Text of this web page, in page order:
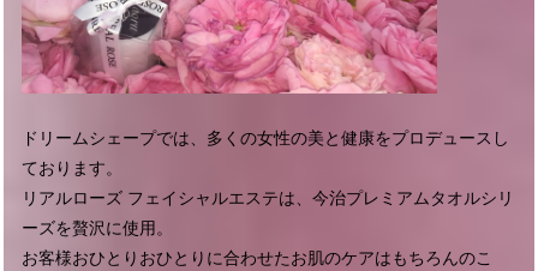
ドリームシェープでは、多くの女性の美と健康をプロデュースし
ております。
リアルローズ フェイシャルエステは、今治プレミアムタオルシリ
ーズを贅沢に使用。
お客様おひとりおひとりに合わせたお肌のケアはもちろんのこ